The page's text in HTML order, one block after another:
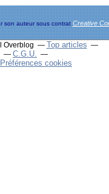
son auteur sous contrat Creative
Overblog
Top articles
C.G.U.
Préférences cookies